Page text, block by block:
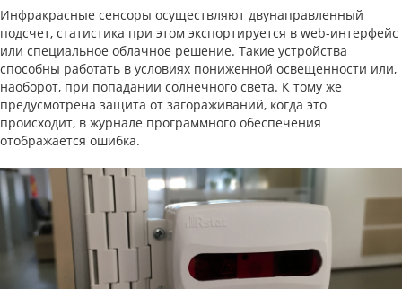
Инфракрасные сенсоры осуществляют двунаправленный
подсчет, статистика при этом экспортируется в web-интерфейс
или специальное облачное решение. Такие устройства
способны работать в условиях пониженной освещенности или,
наоборот, при попадании солнечного света. К тому же
предусмотрена защита от загораживаний, когда это
происходит, в журнале программного обеспечения
отображается ошибка.